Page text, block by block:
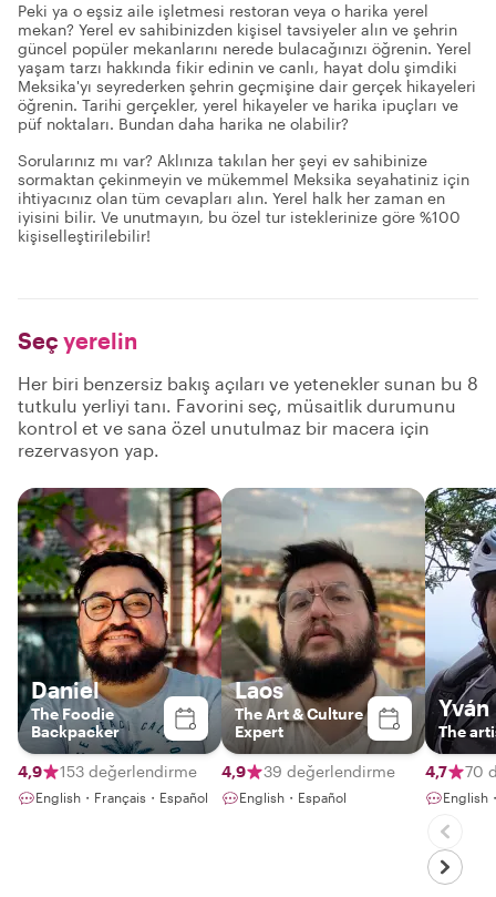
Peki ya o eşsiz aile işletmesi restoran veya o harika yerel
mekan? Yerel ev sahibinizden kişisel tavsiyeler alın ve şehrin
güncel popüler mekanlarını nerede bulacağınızı öğrenin. Yerel
yaşam tarzı hakkında fikir edinin ve canlı, hayat dolu şimdiki
Meksika'yı seyrederken şehrin geçmişine dair gerçek hikayeleri
öğrenin. Tarihi gerçekler, yerel hikayeler ve harika ipuçları ve
püf noktaları. Bundan daha harika ne olabilir?
Sorularınız mı var? Aklınıza takılan her şeyi ev sahibinize
sormaktan çekinmeyin ve mükemmel Meksika seyahatiniz için
ihtiyacınız olan tüm cevapları alın. Yerel halk her zaman en
iyisini bilir. Ve unutmayın, bu özel tur isteklerinize göre %100
kişiselleştirilebilir!
Seç yerelin
Her biri benzersiz bakış açıları ve yetenekler sunan bu 8
tutkulu yerliyi tanı. Favorini seç, müsaitlik durumunu
kontrol et ve sana özel unutulmaz bir macera için
rezervasyon yap.
Daniel
The Foodie
Backpacker
4,9 153 değerlendirme
English・Français・Español
Laos
The Art & Culture
Expert
4,9 39 değerlendirme
English・Español
Yván
The
4,7 70
English